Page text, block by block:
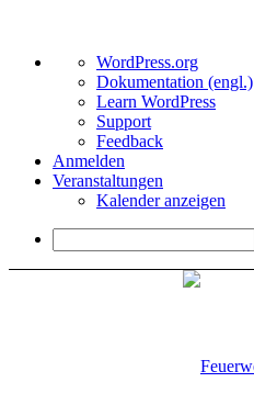
Über
WordPress
WordPress.org
Dokumentation (engl.)
Learn WordPress
Support
Feedback
Anmelden
Veranstaltungen
Kalender anzeigen